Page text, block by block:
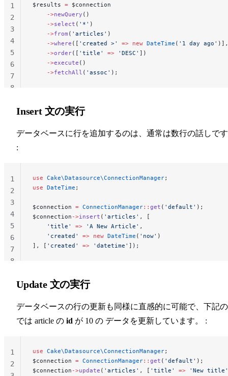
$results = $connection
    ->
newQuery ()
    ->
select ( '*' )
    ->
from ( 'articles' )
    ->
where ([ 'created >' => new DateTime ( '1 day ago'
    ->
order([ 'title' => 'DESC' ])
    ->
execute ()
    ->
fetchAll ( 'assoc' );
1
2
3
4
5
6
7
8
Insert 文の実行
データベースに行を追加するのは、通常は数行の話しで
:
use Cake\Datasource\ConnectionManager;
use DateTime ;
$connection = ConnectionManager:: get ( 'default' );
$connection ->insert ( 'articles' , [
    'title'
=> 'A New Article' ,
    'created'
=> new DateTime ( 'now' )
], [ 'created' => 'datetime' ]);
1
2
3
4
5
6
7
8
Update 文の実行
データベースの行の更新も同様に直感的に可能で、下記
では article の id が 10 の データを更新しています。 :
use Cake\Datasource\ConnectionManager;
$connection = ConnectionManager:: get ( 'default' );
$connection ->update ( 'articles' , [ 'title' => 'New title'
1
2